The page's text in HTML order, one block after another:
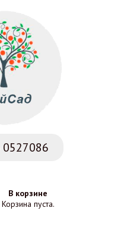
0527086
В корзине
Корзина пуста.